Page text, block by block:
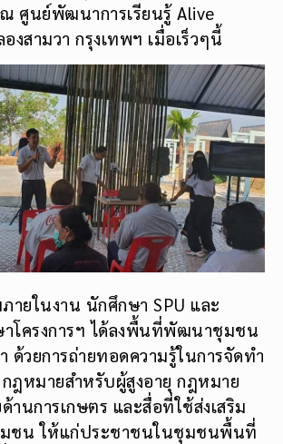
ณ ศูนย์พัฒนาการเรียนรู้ Alive
งสามวา กรุงเทพฯ เมื่อเร็วๆนี้
ายในงาน นักศึกษา SPU และ
าโครงการฯ ได้ลงพื้นที่พัฒนาชุมชน
ด้วยการถ่ายทอดความรู้ในการจัดทำ
ฎหมายสำหรับผู้สูงอายุ กฎหมาย
านการเกษตร และสื่อที่ใช้ส่งเสริม
มชน ให้แก่ประชาชนในชุมชนพื้นที่